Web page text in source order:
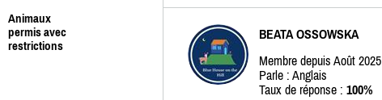
Animaux
permis avec
restrictions
BEATA OSSOWSKA
Membre depuis Août 2025
Parle : Anglais
Taux de réponse : 100%